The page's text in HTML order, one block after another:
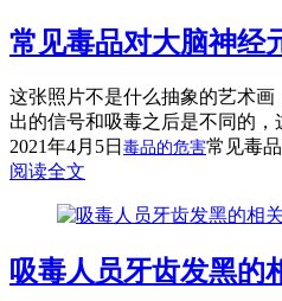
常见毒品对大脑神经
这张照片不是什么抽象的艺术
出的信号和吸毒之后是不同的，
2021年4月5日 毒品的危害常见毒
阅读全文
吸毒人员牙齿发黑的